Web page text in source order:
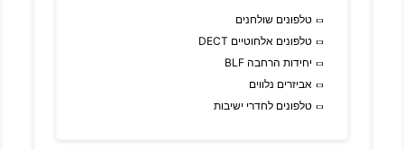
טלפונים שולחנים
טלפונים אלחוטיים DECT
יחידות הרחבה BLF
אביזרים נלווים
טלפונים לחדרי ישיבות